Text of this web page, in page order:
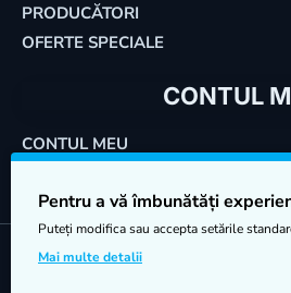
PRODUCĂTORI
OFERTE SPECIALE
CONTUL
CONTUL MEU
Pentru a vă îmbunătăți
Puteți modifica sau accepta setările
Mai multe detalii